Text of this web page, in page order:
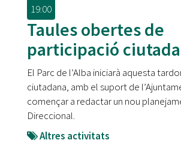
19:00
Taules obertes de
participació
El Parc de l’Alba iniciarà aquesta
ciutadana, amb el suport de
començar a redactar un nou
Direccional.
Altres activitats